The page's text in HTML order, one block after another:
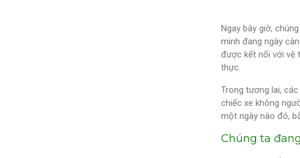
Ngay bây giờ,
minh đang ngày
được kết nối với vệ
thực.
Trong tương lai,
chiếc xe không
một ngày nào đó,
Chúng ta